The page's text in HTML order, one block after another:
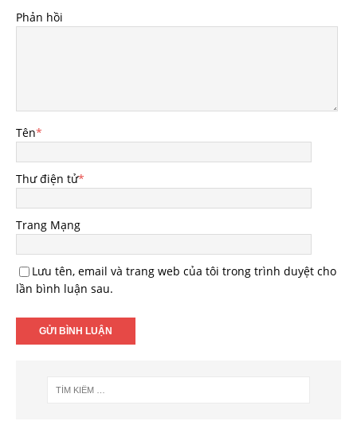
Phản hồi
Tên*
Thư điện tử*
Trang Mạng
Lưu tên, email và trang web của tôi trong trình duyệt cho
lần bình luận sau.